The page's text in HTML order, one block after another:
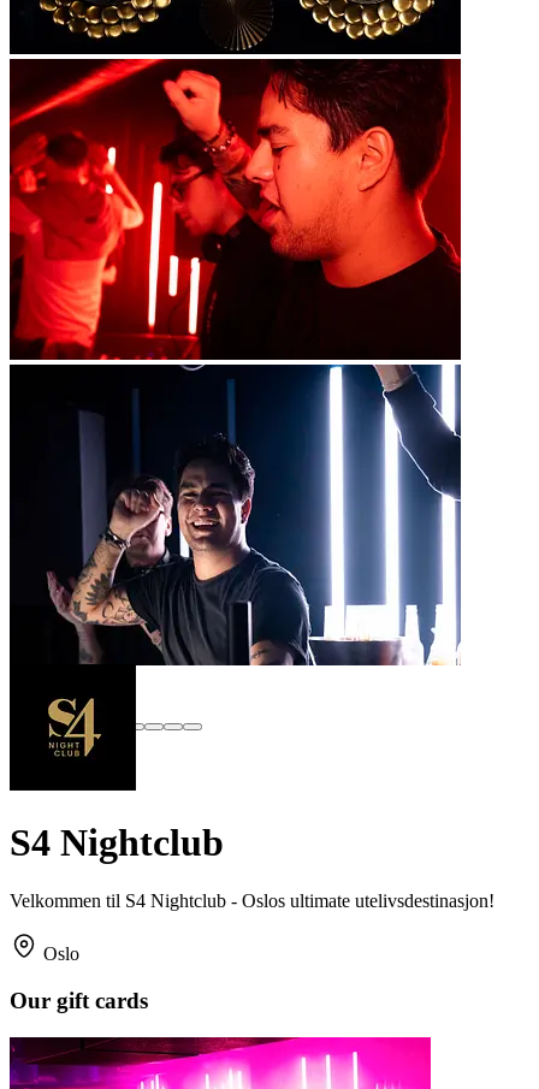
S4 Nightclub
Velkommen til S4 Nightclub - Oslos ultimate utelivsdestinasjon!
Oslo
Our gift cards